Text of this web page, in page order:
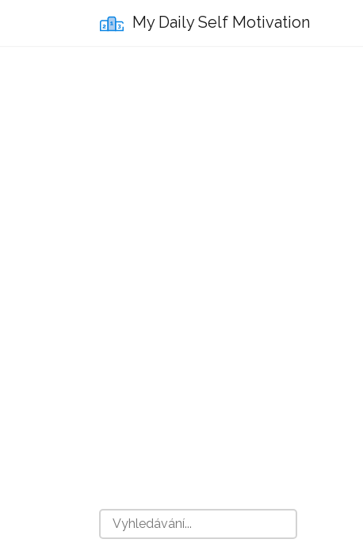
My Daily Self Motivation